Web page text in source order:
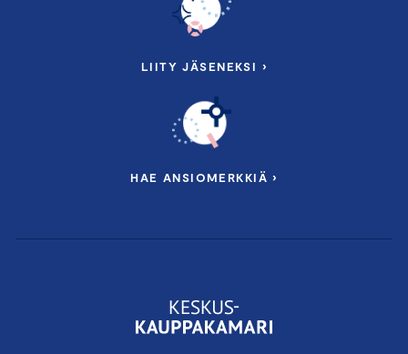
LIITY JÄSENEKSI ›
HAE ANSIOMERKKIÄ ›